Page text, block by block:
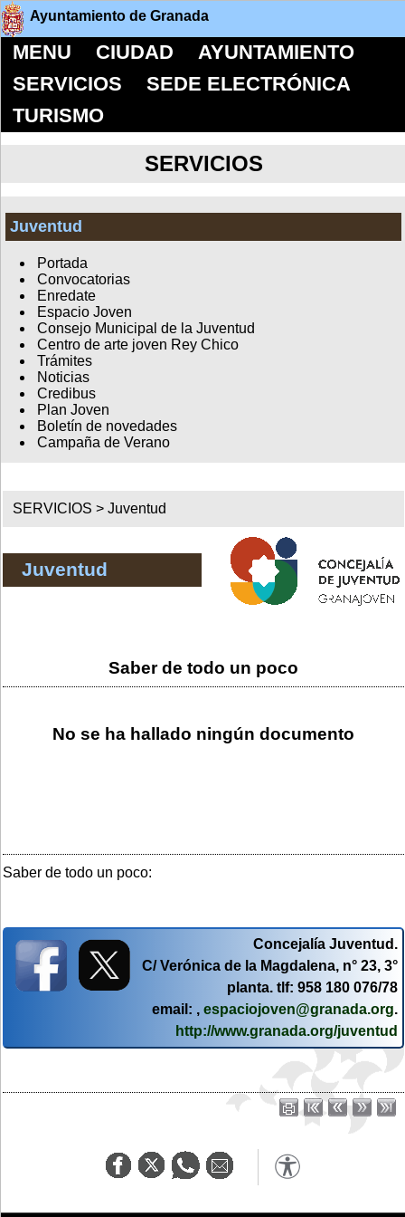
Ayuntamiento de Granada
MENU CIUDAD
AYUNTAMIENTO
SERVICIOS
SEDE ELECTRÓNICA
TURISMO
SERVICIOS
Juventud
Portada
Convocatorias
Enredate
Espacio Joven
Consejo Municipal de la Juventud
Centro de arte joven Rey Chico
Trámites
Noticias
Credibus
Plan Joven
Boletín de novedades
Campaña de Verano
SERVICIOS >Juventud
Juventud
Saber de todo un poco
No se ha hallado ningún documento
Saber de todo un poco:
Concejalía Juventud.
C/ Verónica de la Magdalena, n° 23, 3°
planta. tlf: 958 180 076/78
email: , espaciojoven@granada.org.
http://www.granada.org/juventud